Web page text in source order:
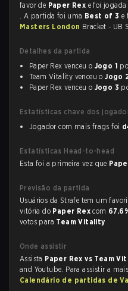
favor de Paper Rex e foi jogada
. A partida foi uma Best of 3 e
Masters London Bracket - UB
Detalhes da partida
Paper Rex venceu o Jogo 1
Team Vitality venceu oJogo
Paper Rex venceu o Jogo 3
Estatísticas chave dos
Jogador com mais frags foi
Estatísticas Head-to-head
Esta foi a primeira vez que
Previsão da partida
Usuários da Strafe tem um
vitória do Paper Rexcom
votos para Team Vitality .
Onde assistir
Assista Paper Rex vs Team
and Youtube. Para assistir a
Calendário de partidas de